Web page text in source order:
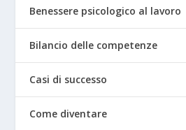
Benessere psicologico al lavoro
Bilancio delle competenze
Casi di successo
Come diventare